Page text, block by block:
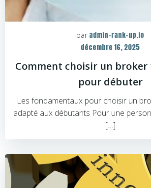
par admin-rank-up.io
décembre 16, 2025
Comment choisir un
pour débuter
Les fondamentaux pour choisir un
adapté aux débutants Pour une
[…]